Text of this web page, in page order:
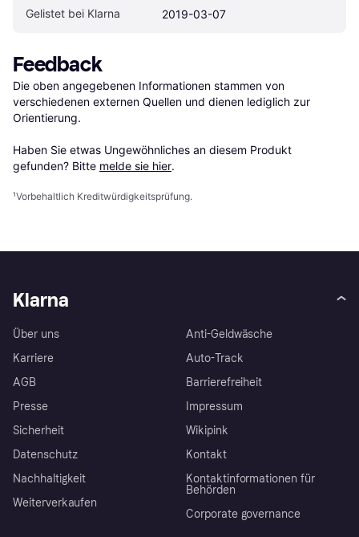
Gelistet bei Klarna 2019-03-07
Feedback
Die oben angegebenen Informationen stammen von
verschiedenen externen Quellen und dienen lediglich zur
Orientierung.
Haben Sie etwas Ungewöhnliches an diesem Produkt
gefunden? Bitte melde sie hier.
¹Vorbehaltlich Kreditwürdigkeitsprüfung.
Klarna
Über uns
Karriere
AGB
Presse
Sicherheit
Datenschutz
Nachhaltigkeit
Weiterverkaufen
Anti-Geldwäsche
Auto-Track
Barrierefreiheit
Impressum
Wikipink
Kontakt
Kontaktinformationen für
Behörden
Corporate governance